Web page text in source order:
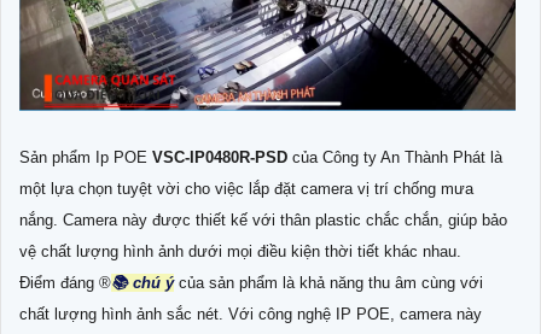
Sản phẩm Ip POE VSC-IP0480R-PSD của Công ty An Thành Phát là
một lựa chọn tuyệt vời cho việc lắp đặt camera vị trí chống mưa
nắng. Camera này được thiết kế với thân plastic chắc chắn, giúp bảo
vệ chất lượng hình ảnh dưới mọi điều kiện thời tiết khác nhau.
Điểm đáng ®️📚 chú ýcủa sản phẩm là khả năng thu âm cùng với
chất lượng hình ảnh sắc nét. Với công nghệ IP POE, camera này